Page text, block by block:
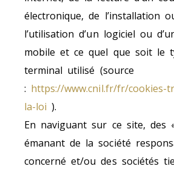
électronique, de l’installation
l’utilisation d’un logiciel ou
mobile et ce quel que soit le
terminal utilisé (source
: https://www.cnil.fr/fr/cookies-
la-loi).
En naviguant sur ce site, des
émanant de la société
concerné et/ou des sociétés